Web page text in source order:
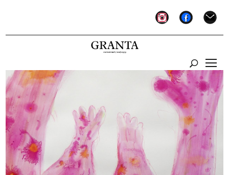
mail
facebook
instagram